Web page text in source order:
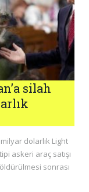
silah
dolarlık Light
askeri araç satışı
öldürülmesi sonrası